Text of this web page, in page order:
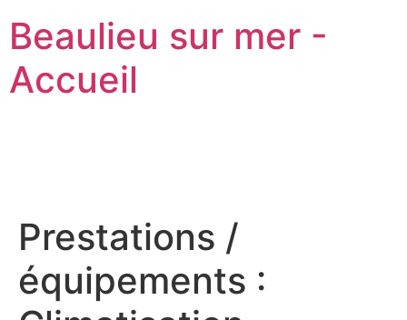
Beaulieu sur mer -
Accueil
Prestations /
équipements :